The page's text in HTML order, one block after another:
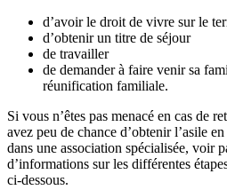
d’avoir le droit de vivre sur le
d’obtenir un titre de séjour
de travailler
de demander à faire venir sa
réunification familiale.
Si vous n’êtes pas menacé en cas de
avez peu de chance d’obtenir l’asile
dans une association spécialisée, voir
d’informations sur les différentes
ci-dessous.